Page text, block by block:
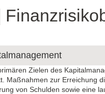
Zielen des
Maßnahmen zur Erreichung
von Schulden sowie eine